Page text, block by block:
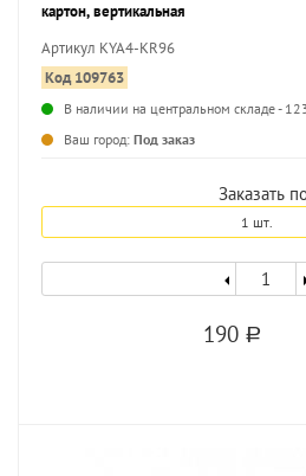
картон, вертикальная
Артикул KYA4-KR96
Код 109763
В наличии на центральном складе -
Ваш город: Под заказ
Заказать
1 шт.
190 a